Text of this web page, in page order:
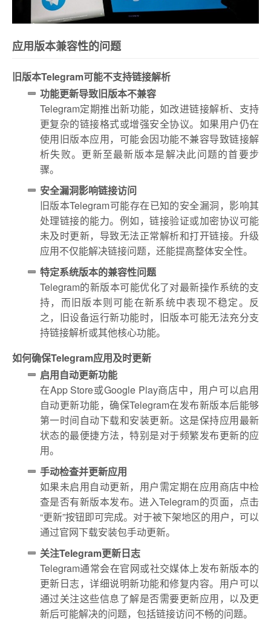
应用版本兼容性的问题
旧版本Telegram可能不支持链接解析
功能更新导致旧版本不兼容
Telegram定期推出新功能，如改进链接解析、支持
更复杂的链接格式或增强安全协议。如果用户仍在
使用旧版本应用，可能会因功能不兼容导致链接解
析失败。更新至最新版本是解决此问题的首要步
骤。
安全漏洞影响链接访问
旧版本Telegram可能存在已知的安全漏洞，影响其
处理链接的能力。例如，链接验证或加密协议可能
未及时更新，导致无法正常解析和打开链接。升级
应用不仅能解决链接问题，还能提高整体安全性。
特定系统版本的兼容性问题
Telegram的新版本可能优化了对最新操作系统的支
持，而旧版本则可能在新系统中表现不稳定。反
之，旧设备运行新功能时，旧版本可能无法充分支
持链接解析或其他核心功能。
如何确保Telegram应用及时更新
启用自动更新功能
在App Store或Google Play商店中，用户可以启用
自动更新功能，确保Telegram在发布新版本后能够
第一时间自动下载和安装更新。这是保持应用最新
状态的最便捷方法，特别是对于频繁发布更新的应
用。
手动检查并更新应用
如果未启用自动更新，用户需定期在应用商店中检
查是否有新版本发布。进入Telegram的页面，点击
“更新”按钮即可完成。对于被下架地区的用户，可以
通过官网下载安装包手动更新。
关注Telegram更新日志
Telegram通常会在官网或社交媒体上发布新版本的
更新日志，详细说明新功能和修复内容。用户可以
通过关注这些信息了解是否需要更新应用，以及更
新后可能解决的问题，包括链接访问不畅的问题。